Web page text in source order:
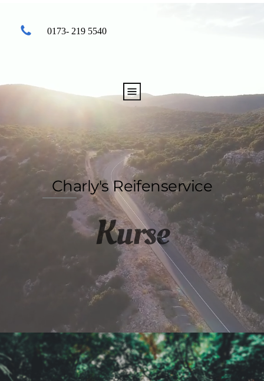
0173- 219 5540
Charly's Reifenservice
Kurse